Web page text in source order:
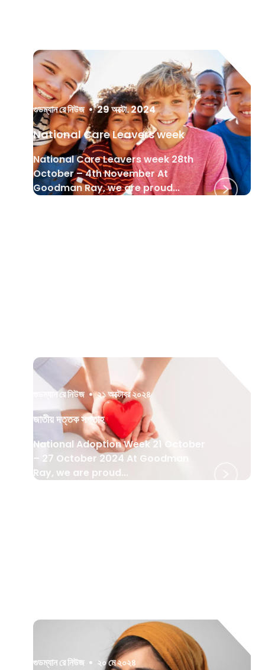
গুডম্যান রে নিউজ•29 অক্টো. 2024
National Care Leavers week
National Care Leavers week 28th
October – 4th November At
Goodman Ray, we are proud...
গুডম্যান রে নিউজ •২১ অক্টোবর ২০২৪
জাতীয় দত্তক সপ্তাহ
National Adoption Week 21 October
– 27 October 2024 At Goodman
Ray, we are proud...
গুডম্যান রে নিউজ • ২০ মে ২০২৪